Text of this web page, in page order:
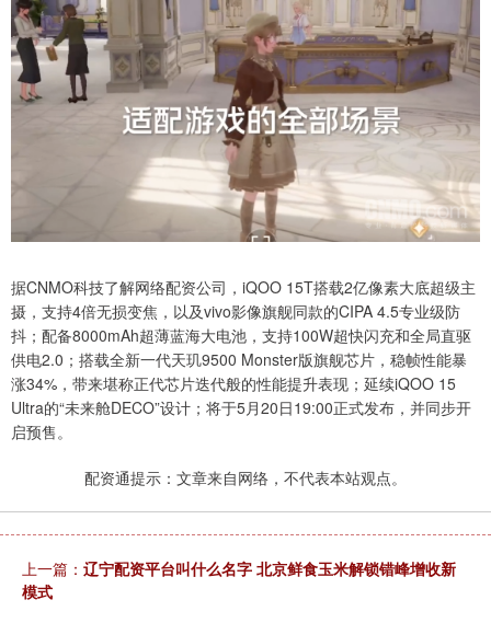
据CNMO科技了解网络配资公司，iQOO 15T搭载2亿像素大底超级主
摄，支持4倍无损变焦，以及vivo影像旗舰同款的CIPA 4.5专业级防
抖；配备8000mAh超薄蓝海大电池，支持100W超快闪充和全局直驱
供电2.0；搭载全新一代天玑9500 Monster版旗舰芯片，稳帧性能暴
涨34%，带来堪称正代芯片迭代般的性能提升表现；延续iQOO 15
Ultra的“未来舱DECO”设计；将于5月20日19:00正式发布，并同步开
启预售。
配资通提示：文章来自网络，不代表本站观点。
上一篇： 辽宁配资平台叫什么名字 北京鲜食玉米解锁错峰增收新
模式